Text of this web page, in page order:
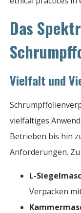
Das
Vielfalt und
vielfältiges
Betrieben bis hin
Anforderungen.
L-
Verpacken